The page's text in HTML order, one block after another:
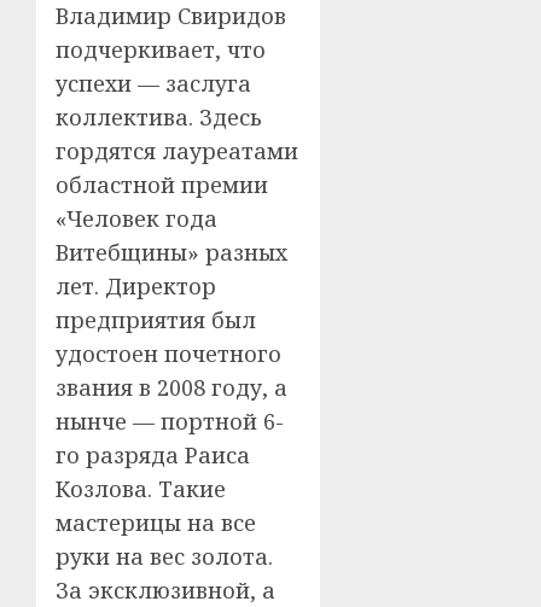
Владимир Свиридов
подчеркивает, что
успехи — заслуга
коллектива. Здесь
гордятся лауреатами
областной премии
«Человек года
Витебщины» разных
лет. Директор
предприятия был
удостоен почетного
звания в 2008 году, а
нынче — портной 6-
го разряда Раиса
Козлова. Такие
мастерицы на все
руки на вес золота.
За эксклюзивной, а